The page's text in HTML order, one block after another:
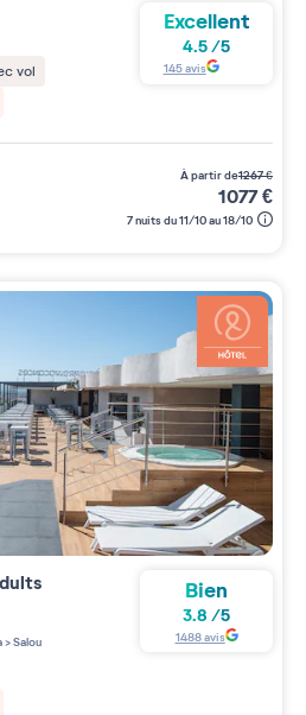
vol
Excellent
4.5/5
145avis
à partir de1267€
1077€
7 nuits du 11/10 au 18/10
sur 5
>Salou
Bien
3.8 /5
1488avis